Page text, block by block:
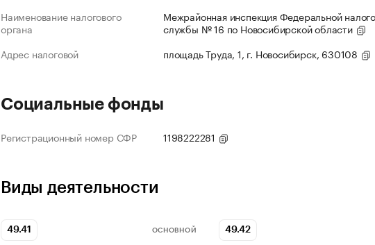
Наименование налогового
органа
Межрайонная инспекция Федеральной
службы № 16 по Новосибирской области
Адрес налоговой
площадь Труда, 1, г. Новосибирск, 630108
Социальные фонды
Регистрационный номер СФР 1198222281
Виды деятельности
49.41 ОСНОВНОЙ 49.42